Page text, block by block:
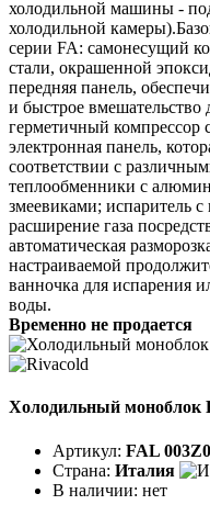
холодильной машины -
холодильной
серии FA: самонесущий
стали, окрашенной
передняя панель,
и быстрое вмешательство
герметичный компрессор
электронная панель,
соответствии с
теплообменники с
змеевиками; испаритель
расширение газа
автоматическая
настраиваемой
ванночка для испарения
воды.
Временно не продается
Холодильный моноблок
Артикул: FAL
Страна: Италия
В наличии: нет